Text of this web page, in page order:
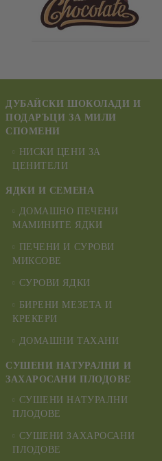
ДУБАЙСКИ ШОКОЛАДИ И
ПОДАРЪЦИ ЗА МИЛИ
СПОМЕНИ
НИСКИ ЦЕНИ ЗА
ЦЕНИТЕЛИ
ЯДКИ И СЕМЕНА
ДОМАШНО ПЕЧЕНИ
МАМИНИТЕ ЯДКИ
ПЕЧЕНИ И СУРОВИ
МИКСОВЕ
СУРОВИ ЯДКИ
БИРЕНИ МЕЗЕТА И
КРЕКЕРИ
ДОМАШНИ ТАХАНИ
СУШЕНИ НАТУРАЛНИ И
ЗАХАРОСАНИ ПЛОДОВЕ
СУШЕНИ НАТУРАЛНИ
ПЛОДОВЕ
СУШЕНИ ЗАХАРОСАНИ
ПЛОДОВЕ